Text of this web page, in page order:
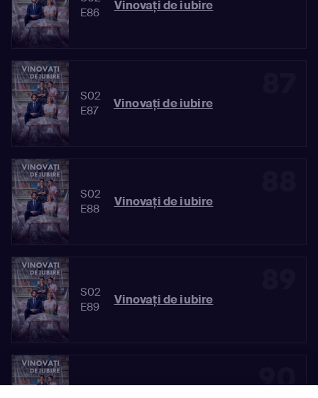
E86
Vinovaţi de iubire
S02
E87
Vinovaţi de iubire
S02
E88
Vinovaţi de iubire
S02
E89
Vinovaţi de iubire
90
S02